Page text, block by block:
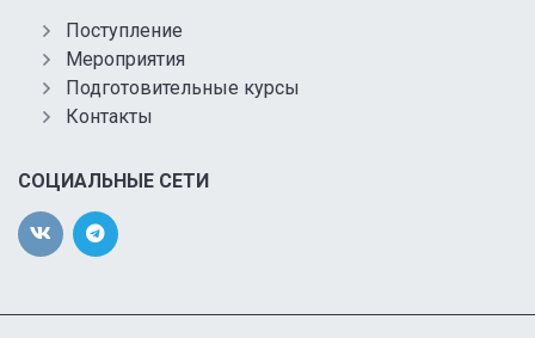
Поступление
Мероприятия
Подготовительные курсы
Контакты
СОЦИАЛЬНЫЕ СЕТИ